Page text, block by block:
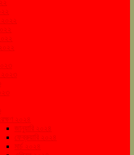
২০২২
২০২৩
২০২৪
জানুয়ারি ২০২৪
ফেব্রুয়ারি ২০২৪
মার্চ ২০২৪